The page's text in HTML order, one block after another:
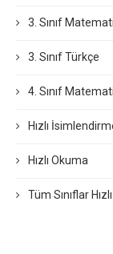
3. Sınıf
3. Sınıf Türkçe
4. Sınıf
Hızlı
Hızlı Okuma
Tüm Sınıflar